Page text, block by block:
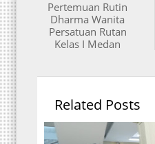
Pertemuan Rutin
Dharma Wanita
Persatuan Rutan
Kelas I Medan
Related Posts